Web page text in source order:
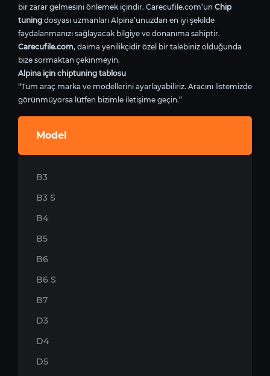
bir zarar gelmesini önlemek içindir. Carecufile.com’un Chip
tuning dosyası uzmanları Alpina’unuzdan en iyi şekilde
faydalanmanızı sağlayacak bilgiye ve donanıma sahiptir.
Carecufile.com, daima yenilikçidir özel bir talebiniz olduğunda
bize sormaktan çekinmeyin.
Alpina için chiptuning tablosu
“Tüm araç marka ve modellerini ayarlayabiliriz. Aracını listemizde
görünmüyorsa lütfen bizimle iletişime geçin.”
Model
B3
B3 S
B4
B5
B6
B6 S
B7
D3
D4
D5